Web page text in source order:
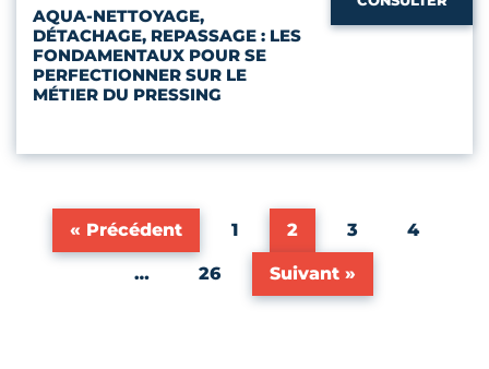
AQUA-NETTOYAGE,
DÉTACHAGE, REPASSAGE : LES
FONDAMENTAUX POUR SE
PERFECTIONNER SUR LE
MÉTIER DU PRESSING
« Précédent 1 2 3 4
… 26 Suivant »